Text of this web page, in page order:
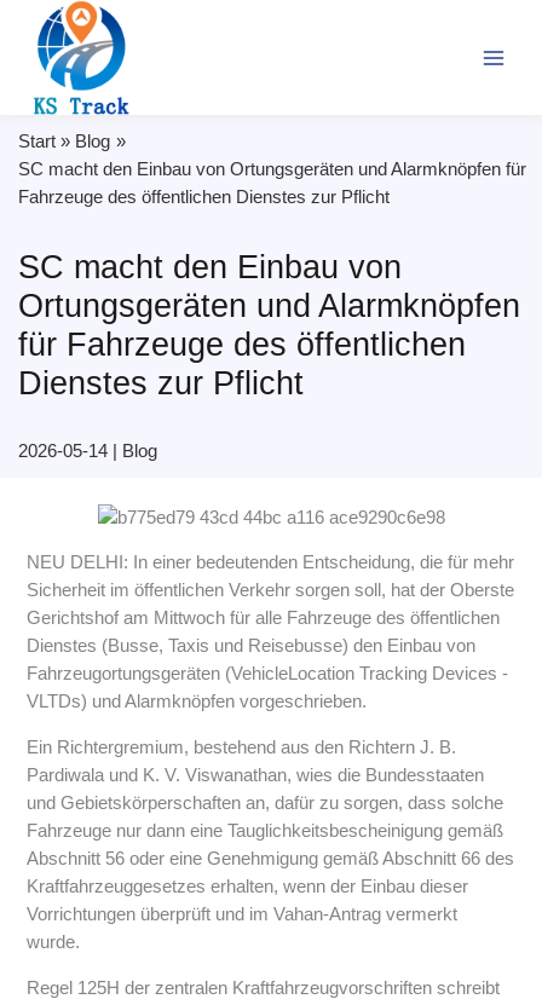
Inhalt
springen
Start
Blog
SC macht den Einbau von Ortungsgeräten und Alarmknöpfen für
Fahrzeuge des öffentlichen Dienstes zur Pflicht
SC macht den Einbau von
Ortungsgeräten und Alarmknöpfen
für Fahrzeuge des öffentlichen
Dienstes zur Pflicht
2026-05-14 Blog
NEU DELHI: In einer bedeutenden Entscheidung, die für mehr
Sicherheit im öffentlichen Verkehr sorgen soll, hat der Oberste
Gerichtshof am Mittwoch für alle Fahrzeuge des öffentlichen
Dienstes (Busse, Taxis und Reisebusse) den Einbau von
Fahrzeugortungsgeräten (VehicleLocation Tracking Devices -
VLTDs) und Alarmknöpfen vorgeschrieben.
Ein Richtergremium, bestehend aus den Richtern J. B.
Pardiwala und K. V. Viswanathan, wies die Bundesstaaten
und Gebietskörperschaften an, dafür zu sorgen, dass solche
Fahrzeuge nur dann eine Tauglichkeitsbescheinigung gemäß
Abschnitt 56 oder eine Genehmigung gemäß Abschnitt 66 des
Kraftfahrzeuggesetzes erhalten, wenn der Einbau dieser
Vorrichtungen überprüft und im Vahan-Antrag vermerkt
wurde.
Regel 125H der zentralen Kraftfahrzeugvorschriften schreibt